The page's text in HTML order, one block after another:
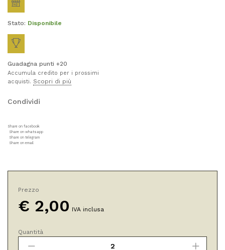
Stato: Disponibile
Guadagna punti +20
Accumula credito per i prossimi
acquisti. Scopri di più
Condividi
Share on facebook
Share on whatsapp
Share on telegram
Share on email
Prezzo
€ 2,00 IVA inclusa
Pasta
Effe
Quantità